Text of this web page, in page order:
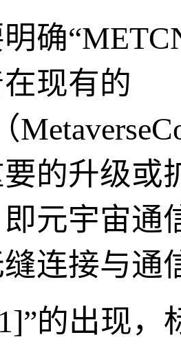
确
现有的
的升级或
元宇宙通
连接与通
的出现